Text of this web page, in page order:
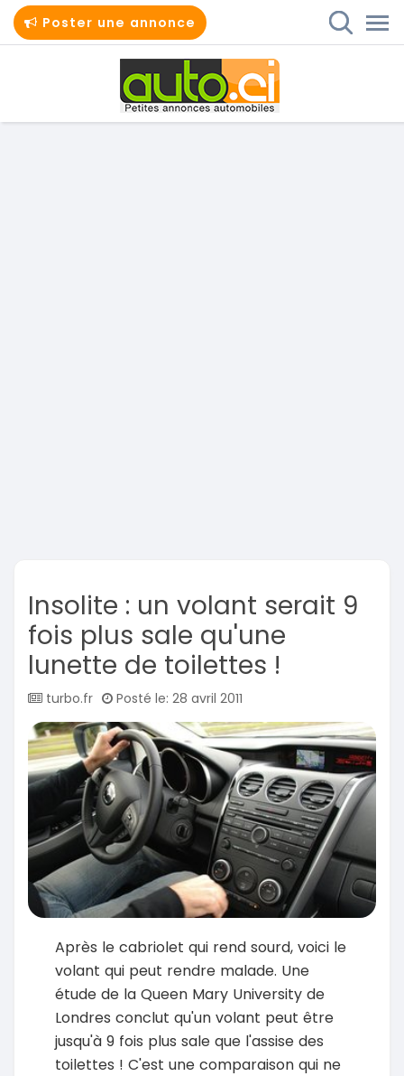
Poster une annonce
Insolite : un volant serait 9
fois plus sale qu'une
lunette de toilettes !
turbo.fr Posté le: 28 avril 2011
Après le cabriolet qui rend sourd, voici le
volant qui peut rendre malade. Une
étude de la Queen Mary University de
Londres conclut qu'un volant peut être
jusqu'à 9 fois plus sale que l'assise des
toilettes ! C'est une comparaison qui ne